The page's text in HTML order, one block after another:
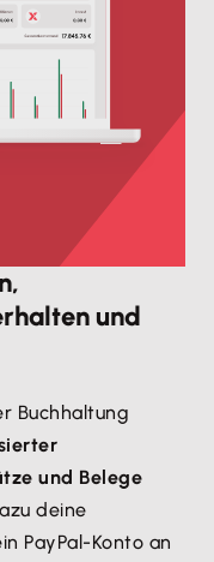
und
Buchhaltung
und Belege
deine
PayPal-Konto an